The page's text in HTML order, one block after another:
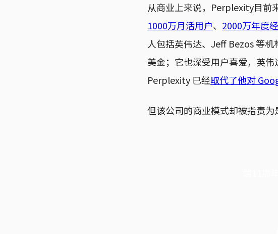
从商业上来说，Perplexity目
1000万月活用户、 2000万年度
人包括英伟达、Jeff Bezos 等
美金；它也深受用户喜爱，英伟
Perplexity 已经取代了他对
但该公司的商业模式却被指责